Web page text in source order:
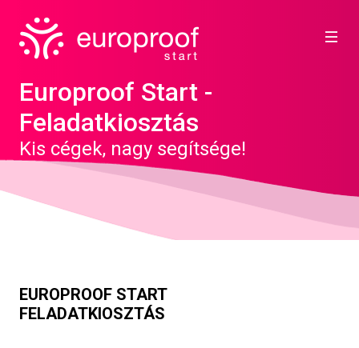
Europroof Start -
Feladatkiosztás
Kis cégek, nagy segítsége!
EUROPROOF START
FELADATKIOSZTÁS